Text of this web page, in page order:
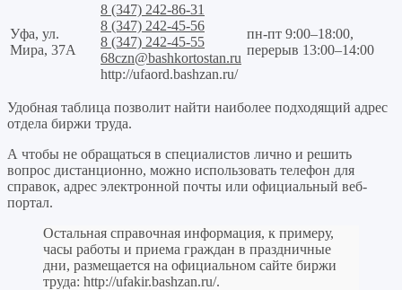
Уфа, ул.
Мира, 37А
8 (347) 242-86-31
8 (347) 242-45-56
8 (347) 242-45-55
68czn@bashkortostan.ru
http://ufaord.bashzan.ru/
пн-пт 9:00–18:00,
перерыв 13:00–14:00
Удобная таблица позволит найти наиболее подходящий адрес
отдела биржи труда.
А чтобы не обращаться в специалистов лично и решить
вопрос дистанционно, можно использовать телефон для
справок, адрес электронной почты или официальный веб-
портал.
Остальная справочная информация, к примеру,
часы работы и приема граждан в праздничные
дни, размещается на официальном сайте биржи
труда: http://ufakir.bashzan.ru/.